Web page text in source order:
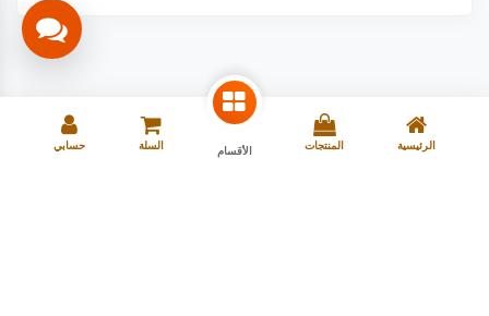
الرئيسية المنتجات الأقسام السلة حسابي